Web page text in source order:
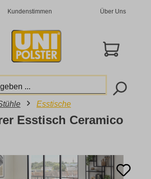
Kundenstimmen Über Uns
Esstische
Esstisch Ceramico